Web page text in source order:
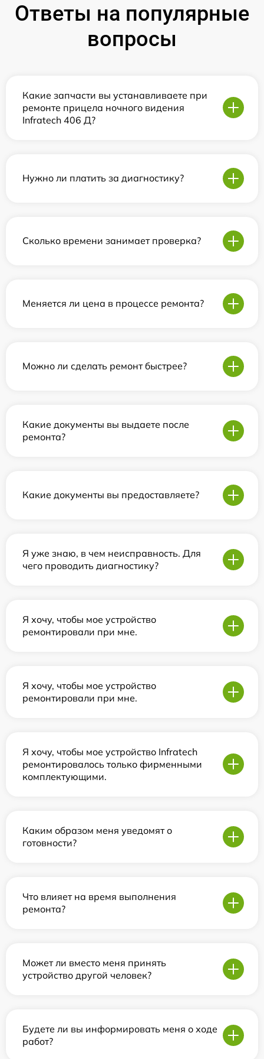
Ответы на популярные
вопросы
Какие запчасти вы устанавливаете при
ремонте прицела ночного видения
Infratech 406 Д?
Нужно ли платить за диагностику?
Сколько времени занимает проверка?
Меняется ли цена в процессе ремонта?
Можно ли сделать ремонт быстрее?
Какие документы вы выдаете после
ремонта?
Какие документы вы предоставляете?
Я уже знаю, в чем неисправность. Для
чего проводить диагностику?
Я хочу, чтобы мое устройство
ремонтировали при мне.
Я хочу, чтобы мое устройство
ремонтировали при мне.
Я хочу, чтобы мое устройство Infratech
ремонтировалось только фирменными
комплектующими.
Каким образом меня уведомят о
готовности?
Что влияет на время выполнения
ремонта?
Может ли вместо меня принять
устройство другой человек?
Будете ли вы информировать меня о ходе
работ?